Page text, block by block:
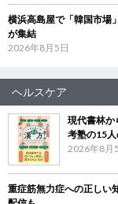
横浜高島屋で「韓国市
が集結
2026年8月5日
ヘルスケア
現代書林
考塾の15
2026年8月
重症筋無力症への正し